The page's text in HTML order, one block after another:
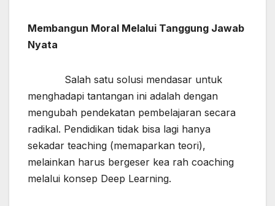
Membangun Moral Melalui Tanggung Jawab
Nyata
Salah satu solusi mendasar untuk
menghadapi tantangan ini adalah dengan
mengubah pendekatan pembelajaran secara
radikal. Pendidikan tidak bisa lagi hanya
sekadar teaching (memaparkan teori),
melainkan harus bergeser kea rah coaching
melalui konsep Deep Learning.